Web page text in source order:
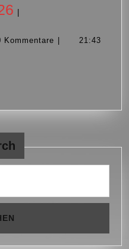
26.
Januar
Kommentare 21:43